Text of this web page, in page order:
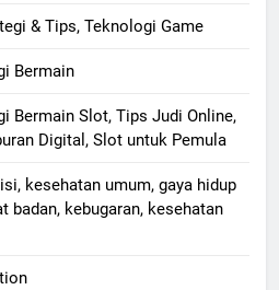
& Tips, Teknologi Game
Bermain
Bermain Slot, Tips Judi Online,
Digital, Slot untuk Pemula
kesehatan umum, gaya hidup
badan, kebugaran, kesehatan